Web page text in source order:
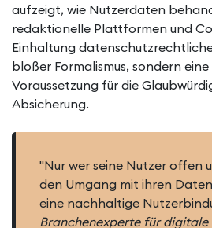
aufzeigt, wie Nutzerdaten
redaktionelle Plattformen und
Einhaltung
bloßer Formalismus, sondern
Voraussetzung für die
Absicherung.
"Nur wer seine Nutzer offen
den Umgang mit ihren
eine nachhaltige
Branchenexperte für